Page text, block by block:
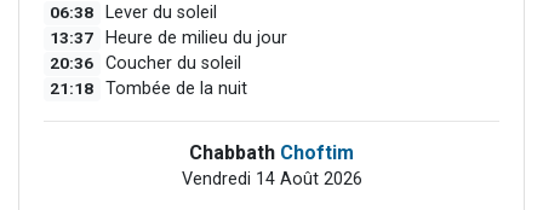
06:38 Lever du soleil
13:37 Heure de milieu du jour
20:36 Coucher du soleil
21:18 Tombée de la nuit
Chabbath Choftim
Vendredi 14 Août 2026